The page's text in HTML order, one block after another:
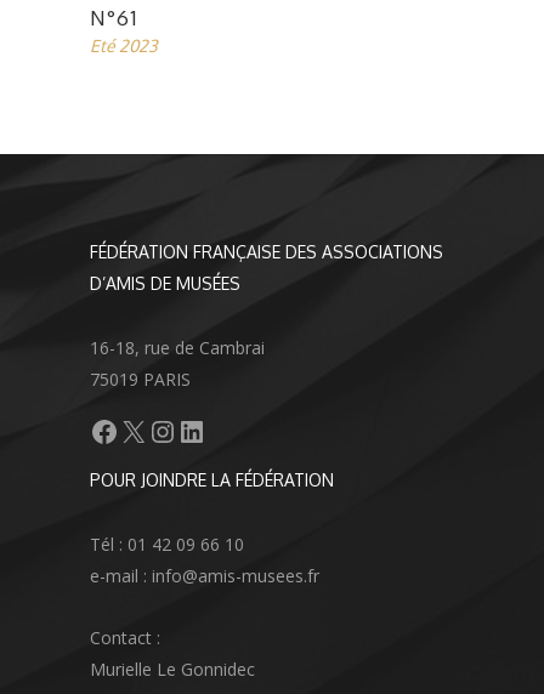
N°61
Eté 2023
FÉDÉRATION FRANÇAISE DES ASSOCIATIONS
D’AMIS DE MUSÉES
16-18, rue de Cambrai
75019 PARIS
Facebook
X Instagram
LinkedIn
POUR JOINDRE LA FÉDÉRATION
Tél : 01 42 09 66 10
e-mail : info@amis-musees.fr
Contact :
Murielle Le Gonnidec